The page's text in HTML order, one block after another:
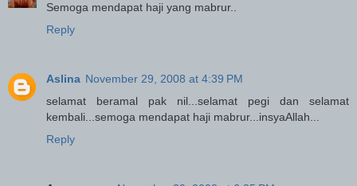
Semoga mendapat haji yang mabrur..
Reply
Aslina November 29, 2008 at 4:39 PM
selamat beramal pak nil...selamat pegi dan selamat
kembali...semoga mendapat haji mabrur...insyaAllah...
Reply